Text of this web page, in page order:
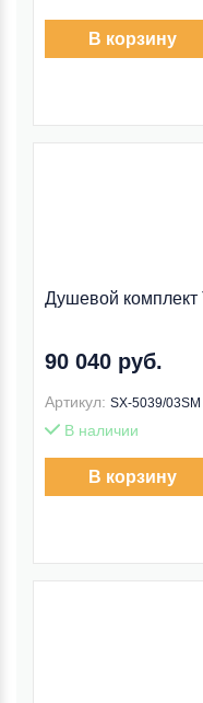
В корзину
Душевой комплект
90 040 руб.
Артикул: SX-5039/03SM
В наличии
В корзину